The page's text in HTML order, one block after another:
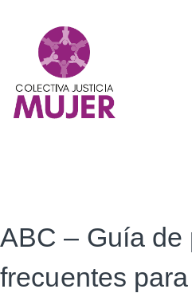
ABC – Guía de
frecuentes